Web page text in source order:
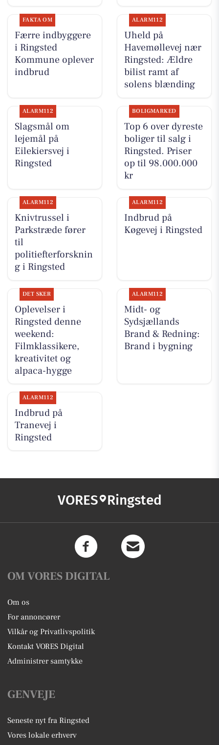
FAKTA OM
Færre indbyggere
i Ringsted
Kommune oplever
indbrud
ALARM112
Uheld på
Havemøllevej nær
Ringsted: Ældre
bilist ramt af
solens blænding
ALARM112
Slagsmål om
lejemål på
Eilekiersvej i
Ringsted
BOLIGMARKED
Top 6 over dyreste
boliger til salg i
Ringsted. Priser
op til 98.000.000
kr
ALARM112
Knivtrussel i
Parkstræde fører
til
politiefterforsknin
g i Ringsted
ALARM112
Indbrud på
Køgevej i Ringsted
DET SKER
Oplevelser i
Ringsted denne
weekend:
Filmklassikere,
kreativitet og
alpaca-hygge
ALARM112
Midt- og
Sydsjællands
Brand & Redning:
Brand i bygning
ALARM112
Indbrud på
Tranevej i
Ringsted
VORES Ringsted
OM VORES DIGITAL
Om os
For annoncører
Vilkår og Privatlivspolitik
Kontakt VORES Digital
Administrer samtykke
GENVEJE
Seneste nyt fra Ringsted
Vores lokale erhverv